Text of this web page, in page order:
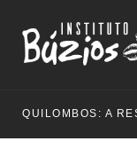
QUILOMBOS: A